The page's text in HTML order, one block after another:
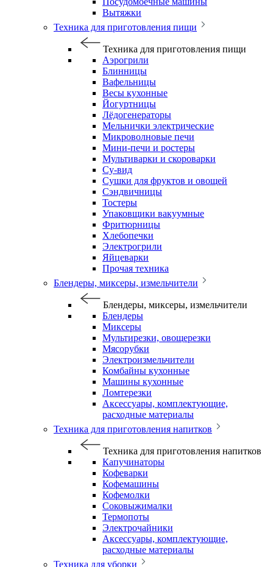
Вытяжки
Техника для приготовления пищи
Техника для приготовления пищи
Аэрогрили
Блинницы
Вафельницы
Весы кухонные
Йогуртницы
Лёдогенераторы
Мельнички электрические
Микроволновые печи
Мини-печи и ростеры
Мультиварки и скороварки
Су-вид
Сушки для фруктов и овощей
Сэндвичницы
Тостеры
Упаковщики вакуумные
Фритюрницы
Хлебопечки
Электрогрили
Яйцеварки
Прочая техника
Блендеры, миксеры, измельчители
Блендеры, миксеры, измельчители
Блендеры
Миксеры
Мультирезки, овощерезки
Мясорубки
Электроизмельчители
Комбайны кухонные
Машины кухонные
Ломтерезки
Аксессуары, комплектующие,
расходные материалы
Техника для приготовления напитков
Техника для приготовления напитков
Капучинаторы
Кофеварки
Кофемашины
Кофемолки
Соковыжималки
Термопоты
Электрочайники
Аксессуары, комплектующие,
расходные материалы
Техника для уборки